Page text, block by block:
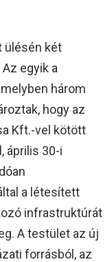
ülésén két
egyik a
három
hogy az
Kft.-vel kötött
április 30-i
a létesített
infrastruktúrát
A testület az új
forrásból, az